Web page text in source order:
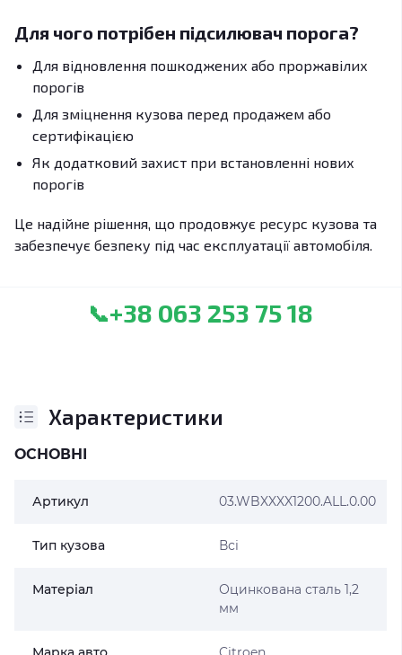
Для чого потрібен підсилювач порога?
Для відновлення пошкоджених або проржавілих
порогів
Для зміцнення кузова перед продажем або
сертифікацією
Як додатковий захист при встановленні нових
порогів
Це надійне рішення, що продовжує ресурс кузова та
забезпечує безпеку під час експлуатації автомобіля.
📞+38 063 253 75 18
Характеристики
ОСНОВНІ
Артикул 03.WBXXXX1200.ALL.0.00
Тип кузова Всі
Матеріал
Оцинкована сталь 1,2
мм